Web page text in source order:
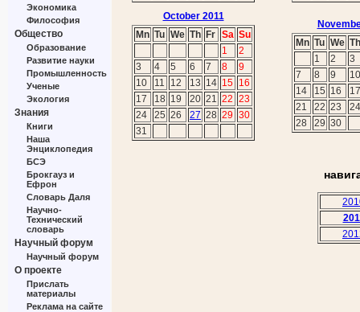
Экономика
Философия
Общество
Образование
Развитие науки
Промышленность
Ученые
Экология
Знания
Книги
Наша
Энциклопедия
БСЭ
Брокгауз и
Ефрон
Словарь Даля
Научно-
Технический
словарь
Научный форум
Научный форум
О проекте
Прислать
материалы
Реклама на сайте
October 2011
Mn Tu We Th Fr Sa Su
1
2
3
4 5 6 7 8
9
10
11 12 13 14 15 16
17
18 19 20 21 22 23
24
25 26 27 28 29 30
31
Mn Tu We Th
1
2
3
7
8 9
10
14
15 16
17
21
22 23
24
28
29 30